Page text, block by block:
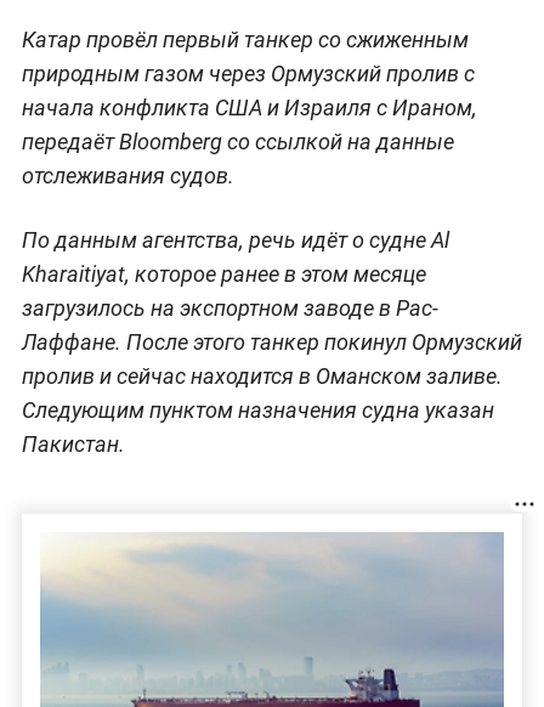
Катар провёл первый танкер со сжиженным
природным газом через Ормузский пролив с
начала конфликта США и Израиля с Ираном,
передаёт Bloomberg со ссылкой на данные
отслеживания судов.
По данным агентства, речь идёт о судне Al
Kharaitiyat, которое ранее в этом месяце
загрузилось на экспортном заводе в Рас-
Лаффане. После этого танкер покинул Ормузский
пролив и сейчас находится в Оманском заливе.
Следующим пунктом назначения судна указан
Пакистан.